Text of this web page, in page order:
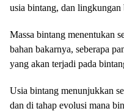
usia bintang, dan lingkungan
Massa bintang menentukan
bahan bakarnya, seberapa
yang akan terjadi pada
Usia bintang menunjukkan
dan di tahap evolusi mana